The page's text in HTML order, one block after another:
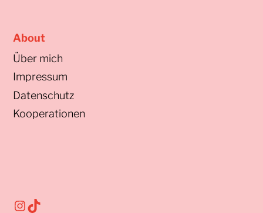
About
Über mich
Impressum
Datenschutz
Kooperationen
Instagram
TikTok